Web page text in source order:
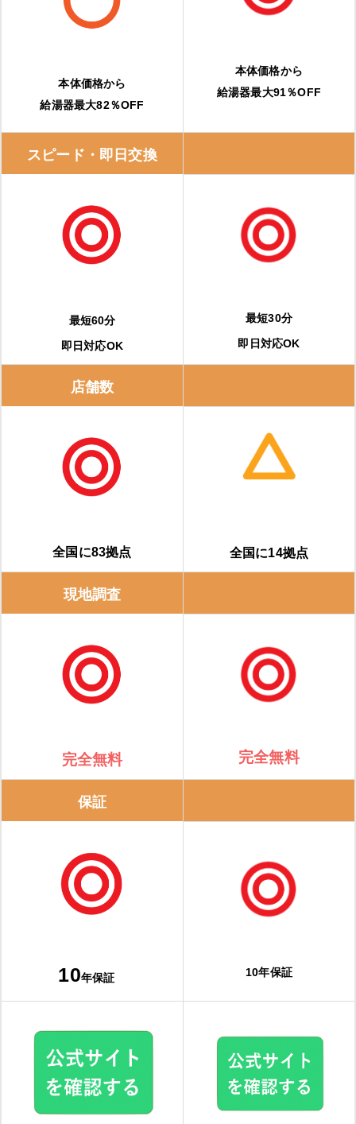
本体価格から
給湯器最大82％OFF
本体価格から
給湯器最大91％OFF
スピード・即日交換
最短60分
即日対応OK
最短30分
即日対応OK
店舗数
全国に83拠点 全国に14拠点
現地調査
完全無料 完全無料
保証
10年保証 10年保証